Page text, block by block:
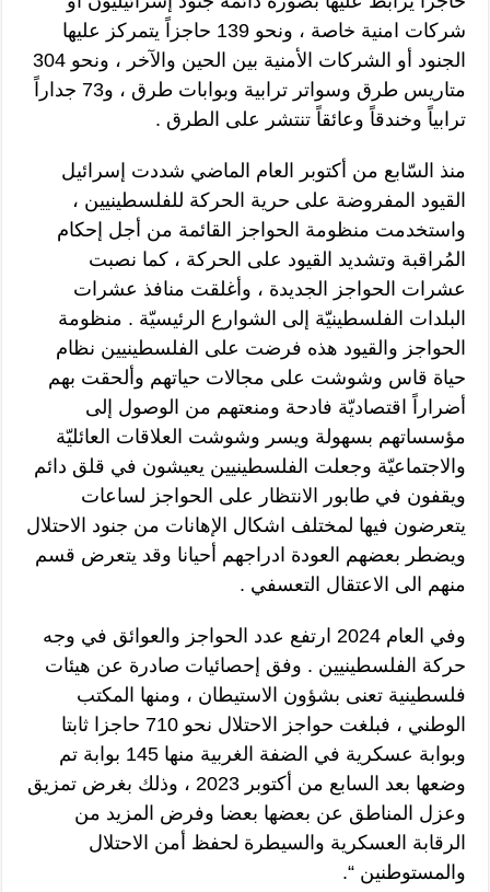
شركات امنية خاصة ، ونحو 139 حاجزاً يتمركز عليها
الجنود أو الشركات الأمنية بين الحين والآخر ، ونحو 304
متاريس طرق وسواتر ترابية وبوابات طرق ، و73 جداراً
ترابياً وخندقاً وعائقاً تنتشر على الطرق .
منذ السّابع من أكتوبر العام الماضي شددت إسرائيل
القيود المفروضة على حرية الحركة للفلسطينيين ،
واستخدمت منظومة الحواجز القائمة من أجل إحكام
المُراقبة وتشديد القيود على الحركة ، كما نصبت
عشرات الحواجز الجديدة ، وأغلقت منافذ عشرات
البلدات الفلسطينيّة إلى الشوارع الرئيسيّة . منظومة
الحواجز والقيود هذه فرضت على الفلسطينيين نظام
حياة قاس وشوشت على مجالات حياتهم وألحقت بهم
أضراراً اقتصاديّة فادحة ومنعتهم من الوصول إلى
مؤسساتهم بسهولة ويسر وشوشت العلاقات العائليّة
والاجتماعيّة وجعلت الفلسطينيين يعيشون في قلق دائم
ويقفون في طابور الانتظار على الحواجز لساعات
يتعرضون فيها لمختلف اشكال الإهانات من جنود الاحتلال
ويضطر بعضهم العودة ادراجهم أحيانا وقد يتعرض قسم
منهم الى الاعتقال التعسفي .
وفي العام 2024 ارتفع عدد الحواجز والعوائق في وجه
حركة الفلسطينيين . وفق إحصائيات صادرة عن هيئات
فلسطينية تعنى بشؤون الاستيطان ، ومنها المكتب
الوطني ، فبلغت حواجز الاحتلال نحو 710 حاجزا ثابتا
وبوابة عسكرية في الضفة الغربية منها 145 بوابة تم
وضعها بعد السابع من أكتوبر 2023 ، وذلك بغرض تمزيق
وعزل المناطق عن بعضها بعضا وفرض المزيد من
الرقابة العسكرية والسيطرة لحفظ أمن الاحتلال
والمستوطنين “.